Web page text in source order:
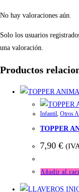
No hay valoraciones aún.
Solo los usuarios
una valoración.
Productos
Infantil Otros
TOPPER
7,90 €
Añadir al